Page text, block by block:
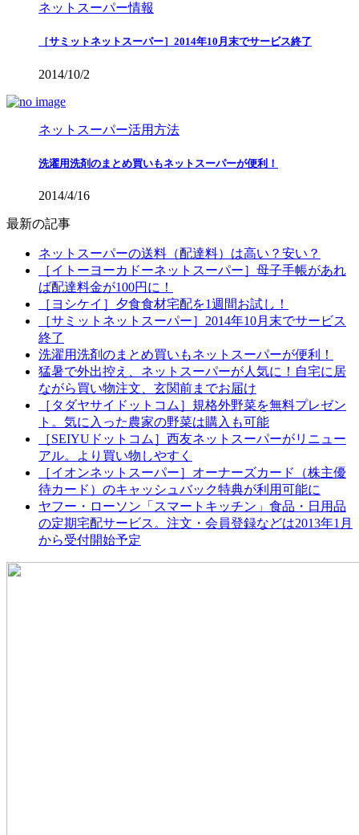
ネットスーパー情報
［サミットネットスーパー］2014年10月末でサービス終了
2014/10/2
ネットスーパー活用方法
洗濯用洗剤のまとめ買いもネットスーパーが便利！
2014/4/16
最新の記事
ネットスーパーの送料（配達料）は高い？安い？
［イトーヨーカドーネットスーパー］母子手帳があれ
ば配達料金が100円に！
［ヨシケイ］夕食食材宅配を1週間お試し！
［サミットネットスーパー］2014年10月末でサービス
終了
洗濯用洗剤のまとめ買いもネットスーパーが便利！
猛暑で外出控え、ネットスーパーが人気に！自宅に居
ながら買い物注文、玄関前までお届け
［タダヤサイドットコム］規格外野菜を無料プレゼン
ト。気に入った農家の野菜は購入も可能
［SEIYUドットコム］西友ネットスーパーがリニュー
アル。より買い物しやすく
［イオンネットスーパー］オーナーズカード（株主優
待カード）のキャッシュバック特典が利用可能に
ヤフー・ローソン「スマートキッチン」食品・日用品
の定期宅配サービス。注文・会員登録などは2013年1月
から受付開始予定